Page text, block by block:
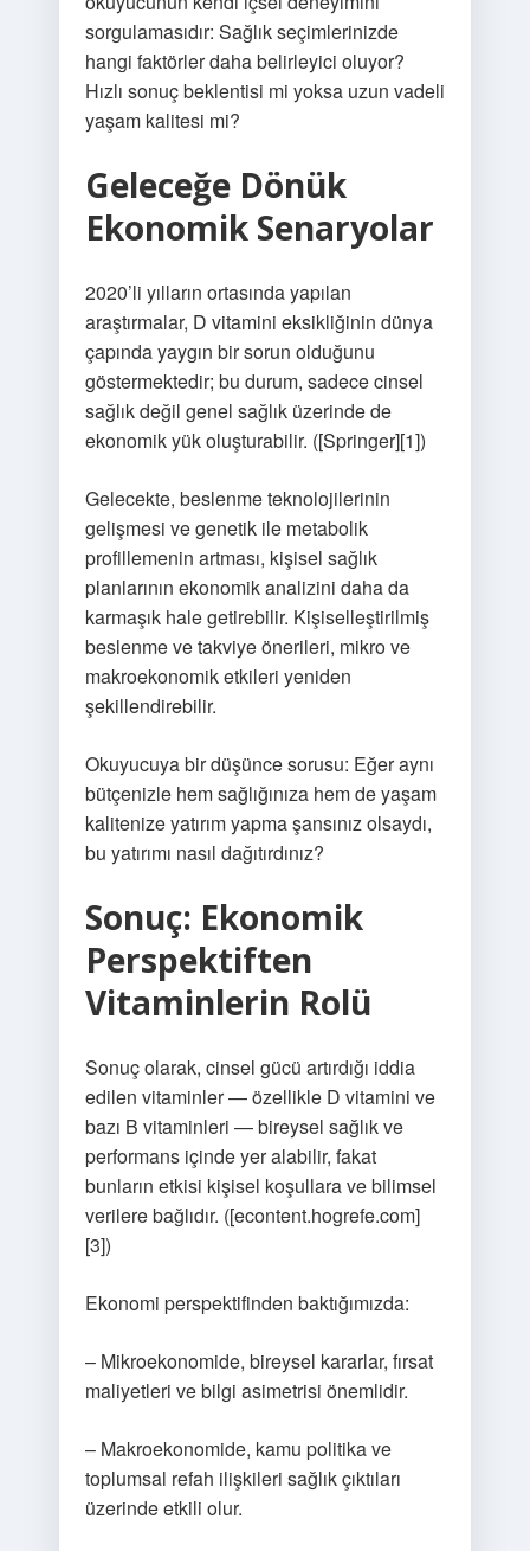
sorgulamasıdır: Sağlık seçimlerinizde
hangi faktörler daha belirleyici oluyor?
Hızlı sonuç beklentisi mi yoksa uzun vadeli
yaşam kalitesi mi?
Geleceğe Dönük
Ekonomik Senaryolar
2020’li yılların ortasında yapılan
araştırmalar, D vitamini eksikliğinin dünya
çapında yaygın bir sorun olduğunu
göstermektedir; bu durum, sadece cinsel
sağlık değil genel sağlık üzerinde de
ekonomik yük oluşturabilir. ([Springer][1])
Gelecekte, beslenme teknolojilerinin
gelişmesi ve genetik ile metabolik
profillemenin artması, kişisel sağlık
planlarının ekonomik analizini daha da
karmaşık hale getirebilir. Kişiselleştirilmiş
beslenme ve takviye önerileri, mikro ve
makroekonomik etkileri yeniden
şekillendirebilir.
Okuyucuya bir düşünce sorusu: Eğer aynı
bütçenizle hem sağlığınıza hem de yaşam
kalitenize yatırım yapma şansınız olsaydı,
bu yatırımı nasıl dağıtırdınız?
Sonuç: Ekonomik
Perspektiften
Vitaminlerin Rolü
Sonuç olarak, cinsel gücü artırdığı iddia
edilen vitaminler — özellikle D vitamini ve
bazı B vitaminleri — bireysel sağlık ve
performans içinde yer alabilir, fakat
bunların etkisi kişisel koşullara ve bilimsel
verilere bağlıdır. ([econtent.hogrefe.com]
[3])
Ekonomi perspektifinden baktığımızda:
– Mikroekonomide, bireysel kararlar, fırsat
maliyetleri ve bilgi asimetrisi önemlidir.
– Makroekonomide, kamu politika ve
toplumsal refah ilişkileri sağlık çıktıları
üzerinde etkili olur.